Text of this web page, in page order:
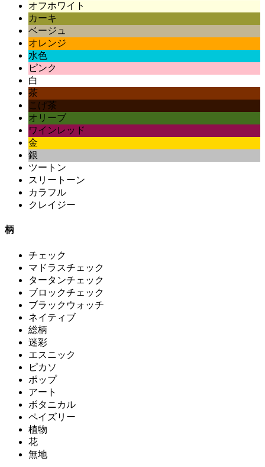
オフホワイト
カーキ
ベージュ
オレンジ
水色
ピンク
白
茶
こげ茶
オリーブ
ワインレッド
金
銀
ツートン
スリートーン
カラフル
クレイジー
柄
チェック
マドラスチェック
タータンチェック
ブロックチェック
ブラックウォッチ
ネイティブ
総柄
迷彩
エスニック
ピカソ
ポップ
アート
ボタニカル
ペイズリー
植物
花
無地